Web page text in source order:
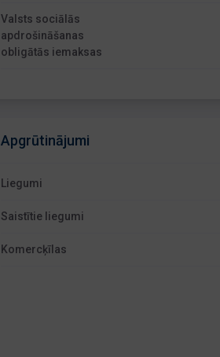
Valsts sociālās
apdrošināšanas
obligātās iemaksas
Apgrūtinājumi
Liegumi
Saistītie liegumi
Komercķīlas